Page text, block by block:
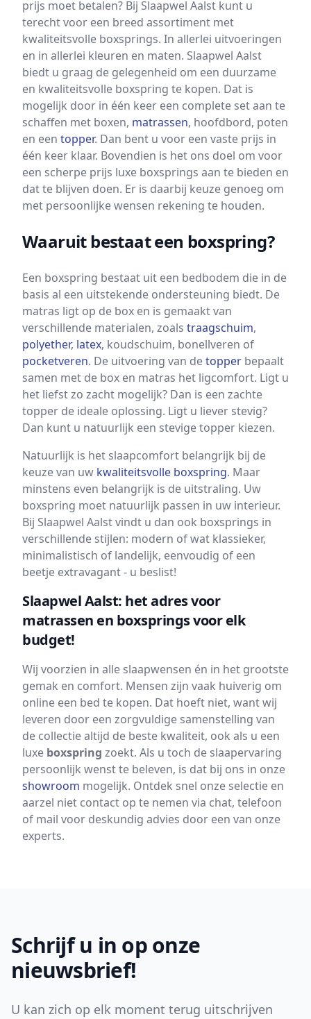
prijs moet betalen? Bij Slaapwel Aalst kunt u
terecht voor een breed assortiment met
kwaliteitsvolle boxsprings. In allerlei uitvoeringen
en in allerlei kleuren en maten. Slaapwel Aalst
biedt u graag de gelegenheid om een duurzame
en kwaliteitsvolle boxspring te kopen. Dat is
mogelijk door in één keer een complete set aan te
schaffen met boxen, matrassen, hoofdbord, poten
en een topper. Dan bent u voor een vaste prijs in
één keer klaar. Bovendien is het ons doel om voor
een scherpe prijs luxe boxsprings aan te bieden en
dat te blijven doen. Er is daarbij keuze genoeg om
met persoonlijke wensen rekening te houden.
Waaruit bestaat een boxspring?
Een boxspring bestaat uit een bedbodem die in de
basis al een uitstekende ondersteuning biedt. De
matras ligt op de box en is gemaakt van
verschillende materialen, zoals traagschuim,
polyether, latex, koudschuim, bonellveren of
pocketveren. De uitvoering van detopper bepaalt
samen met de box en matras het ligcomfort. Ligt u
het liefst zo zacht mogelijk? Dan is een zachte
topper de ideale oplossing. Ligt u liever stevig?
Dan kunt u natuurlijk een stevige topper kiezen.
Natuurlijk is het slaapcomfort belangrijk bij de
keuze van uw kwaliteitsvolle boxspring. Maar
minstens even belangrijk is de uitstraling. Uw
boxspring moet natuurlijk passen in uw interieur.
Bij Slaapwel Aalst vindt u dan ook boxsprings in
verschillende stijlen: modern of wat klassieker,
minimalistisch of landelijk, eenvoudig of een
beetje extravagant - u beslist!
Slaapwel Aalst: het adres voor
matrassen en boxsprings voor elk
budget!
Wij voorzien in alle slaapwensen én in het grootste
gemak en comfort. Mensen zijn vaak huiverig om
online een bed te kopen. Dat hoeft niet, want wij
leveren door een zorgvuldige samenstelling van
de collectie altijd de beste kwaliteit, ook als u een
luxe boxspring zoekt. Als u toch de slaapervaring
persoonlijk wenst te beleven, is dat bij ons in onze
showroom mogelijk. Ontdek snel onze selectie en
aarzel niet contact op te nemen via chat, telefoon
of mail voor deskundig advies door een van onze
experts.
Schrijf u in op onze
nieuwsbrief!
U kan zich op elk moment terug uitschrijven